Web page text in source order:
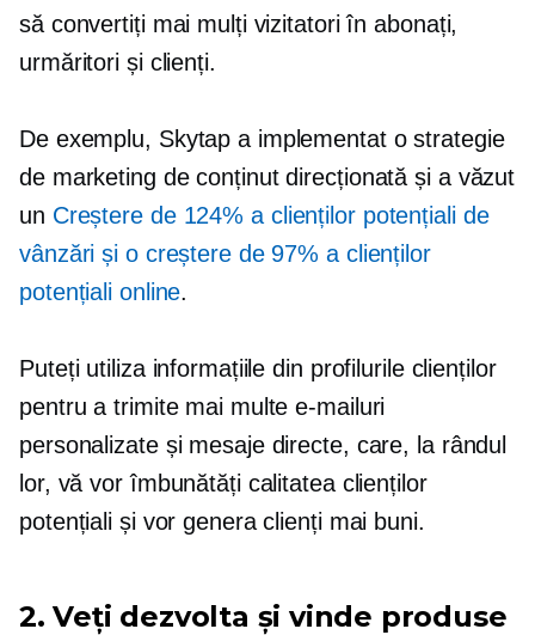
să convertiți mai mulți vizitatori în abonați,
urmăritori și clienți.
De exemplu, Skytap a implementat o strategie
de marketing de conținut direcționată și a văzut
un Creștere de 124% a clienților potențiali de
vânzări și o creștere de 97% a clienților
potențiali online.
Puteți utiliza informațiile din profilurile clienților
pentru a trimite mai multe e-mailuri
personalizate și mesaje directe, care, la rândul
lor, vă vor îmbunătăți calitatea clienților
potențiali și vor genera clienți mai buni.
2. Veți dezvolta și vinde produse